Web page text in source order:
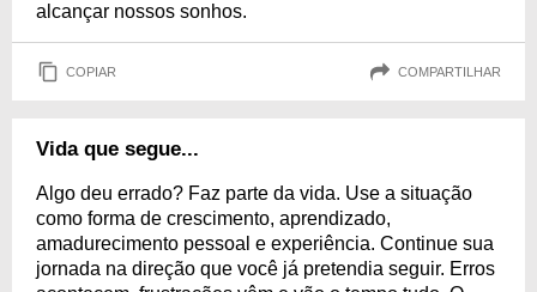
alcançar nossos sonhos.
COPIAR COMPARTILHAR
Vida que segue...
Algo deu errado? Faz parte da vida. Use a situação
como forma de crescimento, aprendizado,
amadurecimento pessoal e experiência. Continue sua
jornada na direção que você já pretendia seguir. Erros